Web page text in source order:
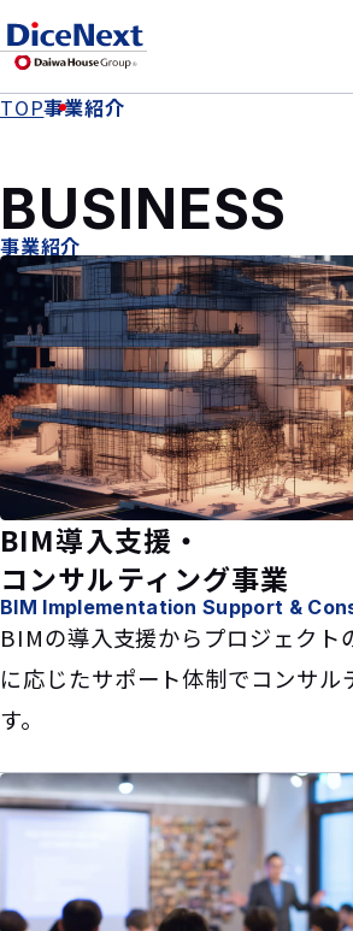
TOP事業紹介
BUSINESS
事業紹介
BIM導入支援・
コンサルティング事業
BIM Implementation Support &
BIMの導入支援からプロジェクト
に応じたサポート体制でコンサル
す。